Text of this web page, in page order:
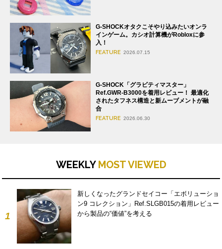
G-SHOCKオタクこそやり込みたいオンラ
インゲーム。カシオ計算機がRobloxに参
入！
FEATURE 2026.07.15
G-SHOCK「グラビティマスター」
Ref.GWR-B3000を着用レビュー！ 最適化
されたタフネス構造と新ムーブメントが融
合
FEATURE 2026.06.30
WEEKLY MOST VIEWED
1
新しくなったグランドセイコー「エボリューショ
ン9 コレクション」Ref.SLGB015の着用レビュー
から製品の“価値”を考える